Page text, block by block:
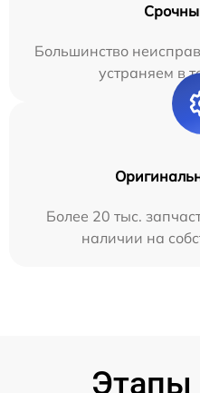
Большинство
устраняем в
Более 20 тыс.
наличии на
Этапы